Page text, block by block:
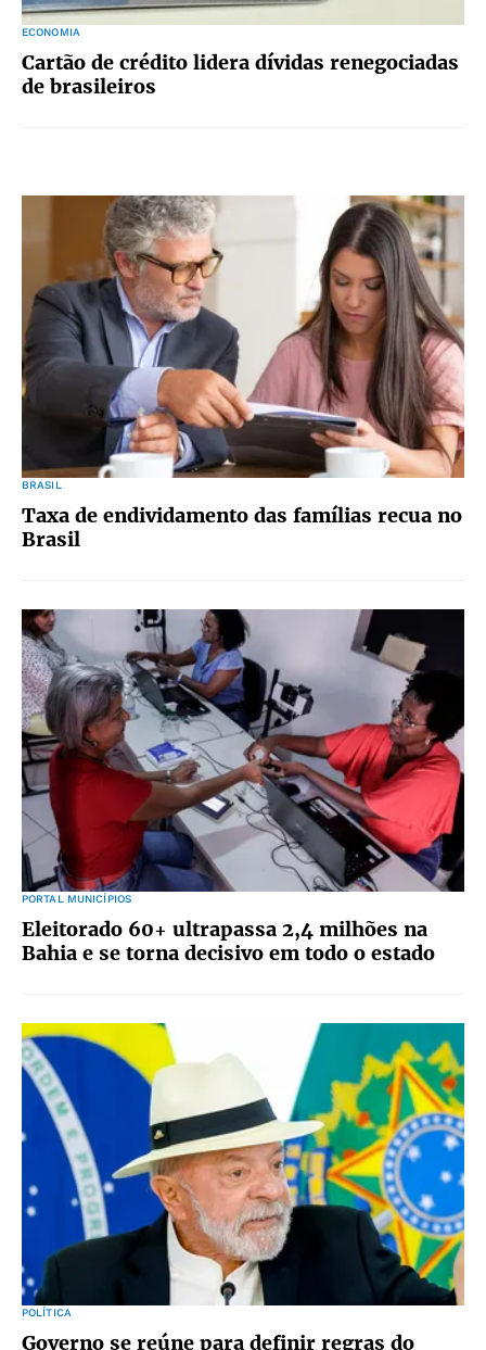
ECONOMIA
Cartão de crédito lidera dívidas renegociadas
de brasileiros
BRASIL
Taxa de endividamento das famílias recua no
Brasil
PORTAL MUNICÍPIOS
Eleitorado 60+ ultrapassa 2,4 milhões na
Bahia e se torna decisivo em todo o estado
POLÍTICA
Governo se reúne para definir regras do